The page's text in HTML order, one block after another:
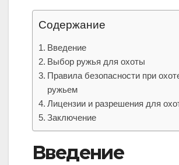
Содержание
Введение
Выбор ружья для охоты
Правила безопасности при
ружьем
Лицензии и разрешения для
Заключение
Введение